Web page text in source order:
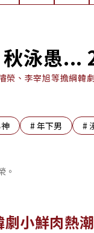
泳愚...
榮、李宰旭等擔綱韓
#年下男 #
。
劇小鮮肉熱